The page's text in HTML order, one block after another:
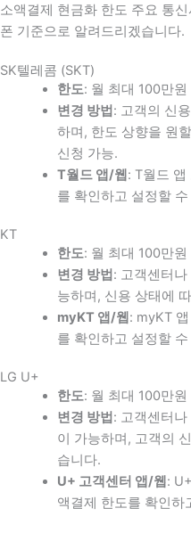
소액결제 현금화 한도 주요 통
폰 기준으로 알려드리겠습니다.
SK텔레콤 (SKT)
한도: 월 최대 100만원
변경 방법 : 고객의 신
하며, 한도 상향을 원
신청 가능.
T월드 앱/웹 : T월드
를 확인하고 설정할
KT
한도: 월 최대 100만원
변경 방법 : 고객센터
능하며, 신용 상태에
myKT 앱/웹 : myKT
를 확인하고 설정할
LG U+
한도: 월 최대 100만원
변경 방법 : 고객센터
이 가능하며, 고객의
습니다.
U+ 고객센터 앱/웹 :
액결제 한도를 확인하